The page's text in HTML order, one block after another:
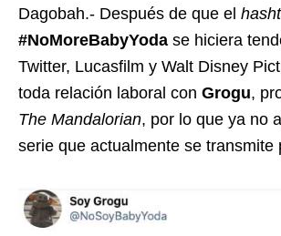
Dagobah.- Después de que el
#NoMoreBabyYoda se hiciera
Twitter, Lucasfilm y Walt Disney
toda relación laboral con Grogu,
The Mandalorian, por lo que ya no
serie que actualmente se transmite